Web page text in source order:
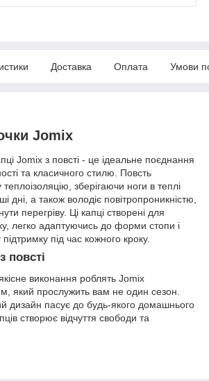
Доставка Оплата Умови
Jomix
Jomix з повсті - це ідеальне поєднання
та класичного стилю. Повсть
теплоізоляцію, зберігаючи ноги в теплі
дні, а також володіє повітропроникністю,
перегріву. Ці капці створені для
легко адаптуючись до форми стопи і
під час кожного кроку.
повсті
виконання роблять Jomix
який прослужить вам не один сезон.
дизайн пасує до будь-якого домашнього
створює відчуття свободи та